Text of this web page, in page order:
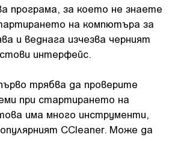
програма, за което не знаете
на компютъра за
и веднага изчезва черният
интерфейс.
трябва да проверите
при стартирането на
има много инструменти,
CCleaner. Може да